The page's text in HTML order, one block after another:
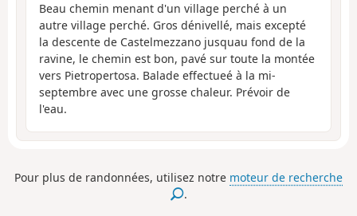
Beau chemin menant d'un village perché à un
autre village perché. Gros dénivellé, mais excepté
la descente de Castelmezzano jusquau fond de la
ravine, le chemin est bon, pavé sur toute la montée
vers Pietropertosa. Balade effectueé à la mi-
septembre avec une grosse chaleur. Prévoir de
l'eau.
Pour plus de randonnées, utilisez notre moteur de recherche
.